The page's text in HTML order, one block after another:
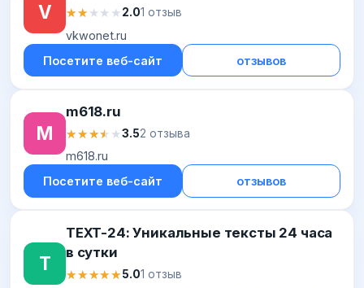
V ★★★★★
★★★★★2.01 отзыв
vkwonet.ru
Посетите веб-сайт
отзывов
M
m618.ru
★★★★★
★★★★★3.52 отзыва
m618.ru
Посетите веб-сайт
отзывов
T
TEXT-24: Уникальные тексты 24 часа
в сутки
★★★★★
★★★★★5.01 отзыв